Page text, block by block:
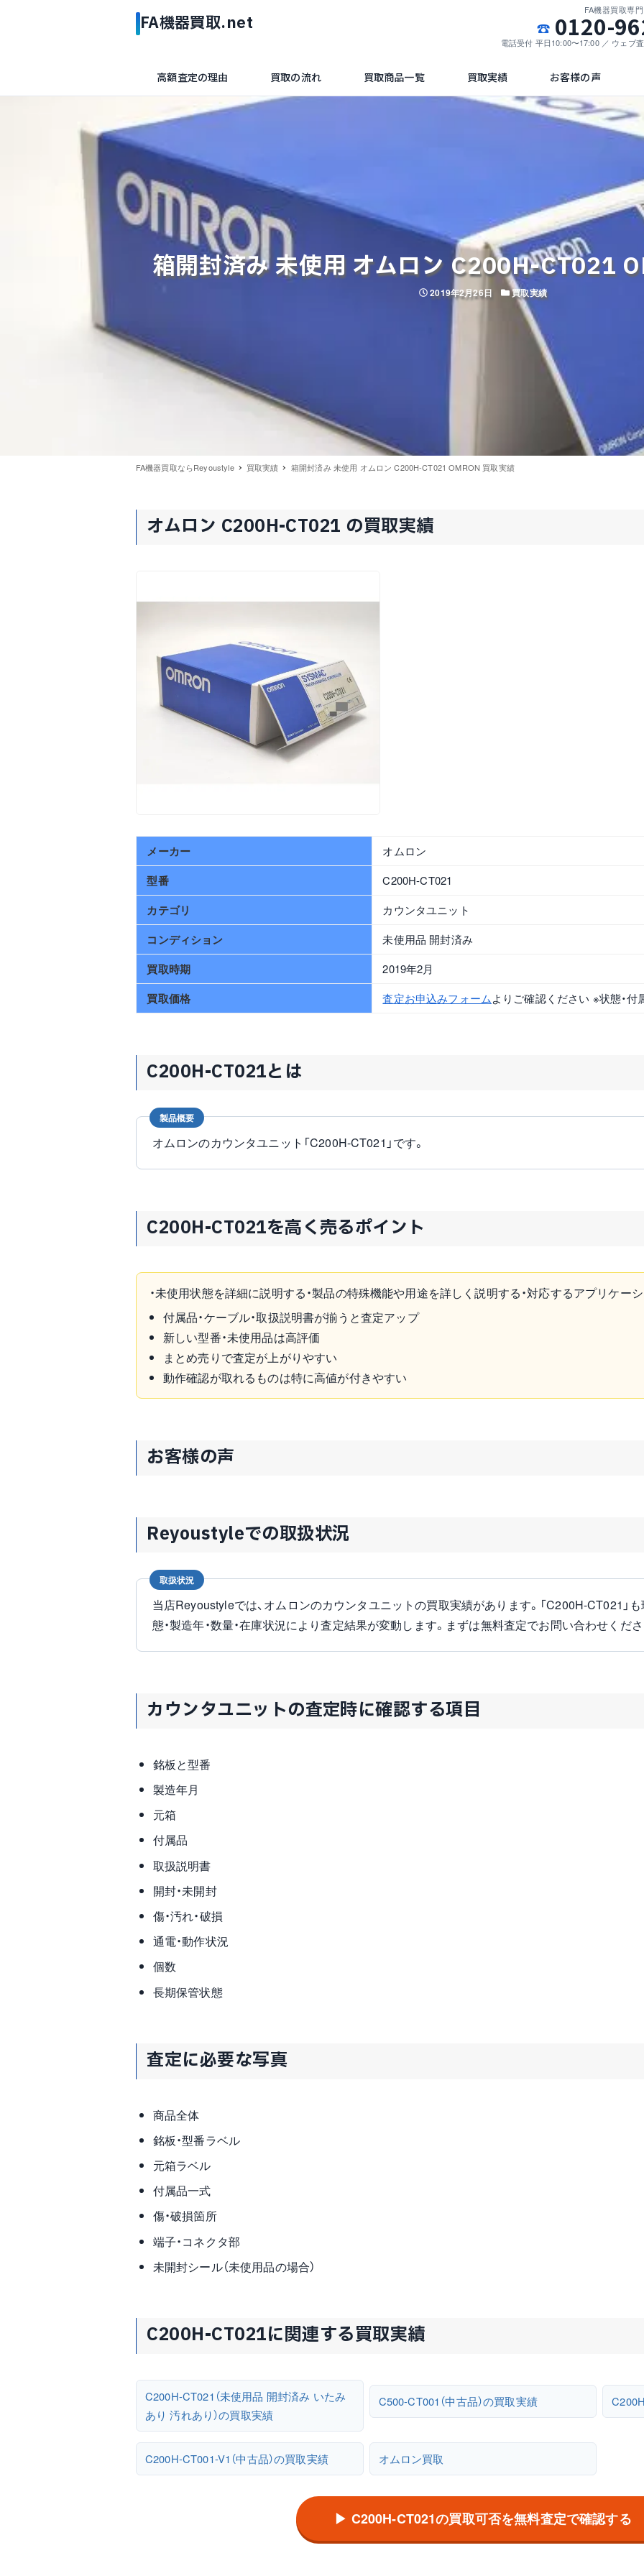
FA機器買取専
0120-
電話受付 平日10:00〜17:00 ／ ウェブ
高額査定の理由 買取の流れ 買取商品一覧 買取実績 お客様の声
箱開封済み 未使用 オムロン C200H-CT021
投稿日
2019年2月26日 カテゴリー
買取実績
FA機器買取ならReyoustyle 買取実績 箱開封済み 未使用 オムロン C200H-CT021 OMRON 買取実績
オムロン C200H-CT021 の買取実績
メーカー オムロン
型番 C200H-CT021
カテゴリ カウンタユニット
コンディション 未使用品 開封済み
買取時期 2019年2月
買取価格 査定お申込みフォームよりご確認ください ※状態・付
C200H-CT021とは
製品概要
オムロンのカウンタユニット「C200H-CT021」です。
C200H-CT021を高く売るポイント
・未使用状態を詳細に説明する・製品の特殊機能や用途を詳しく説明する・対応するアプリケー
付属品・ケーブル・取扱説明書が揃うと査定アップ
新しい型番・未使用品は高評価
まとめ売りで査定が上がりやすい
動作確認が取れるものは特に高値が付きやすい
お客様の声
Reyoustyleでの取扱状況
取扱状況
当店Reyoustyleでは、オムロンのカウンタユニットの買取実績があります。「C200H-CT021」
態・製造年・数量・在庫状況により査定結果が変動します。まずは無料査定でお問い合わせくだ
カウンタユニットの査定時に確認する項目
銘板と型番
製造年月
元箱
付属品
取扱説明書
開封・未開封
傷・汚れ・破損
通電・動作状況
個数
長期保管状態
査定に必要な写真
商品全体
銘板・型番ラベル
元箱ラベル
付属品一式
傷・破損箇所
端子・コネクタ部
未開封シール（未使用品の場合）
C200H-CT021に関連する買取実績
C200H-CT021（未使用品 開封済み いたみ
あり 汚れあり）の買取実績
C500-CT001（中古品）の買取実績
C200H-CT001-V1（中古品）の買取実績 オムロン買取
▶ C200H-CT021の買取可否を無料査定で確認する